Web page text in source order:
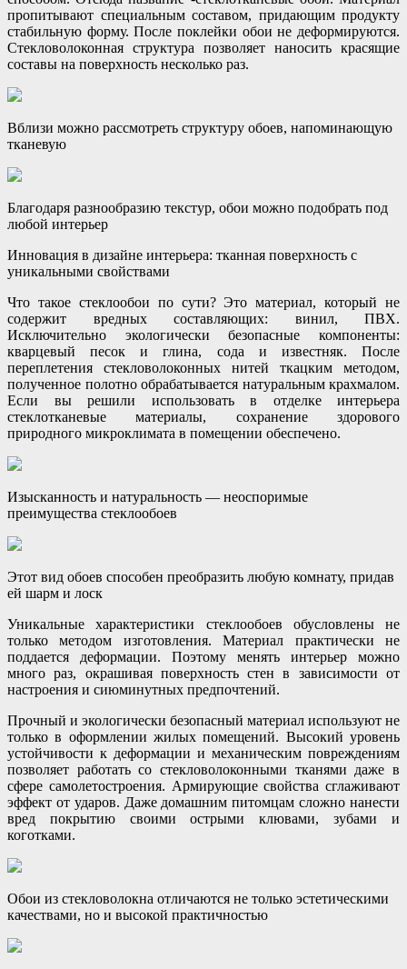
пропитывают специальным составом, придающим продукту
стабильную форму. После поклейки обои не деформируются.
Стекловолоконная структура позволяет наносить красящие
составы на поверхность несколько раз.
Вблизи можно рассмотреть структуру обоев, напоминающую
тканевую
Благодаря разнообразию текстур, обои можно подобрать под
любой интерьер
Инновация в дизайне интерьера: тканная поверхность с
уникальными свойствами
Что такое стеклообои по сути? Это материал, который не
содержит вредных составляющих: винил, ПВХ.
Исключительно экологически безопасные компоненты:
кварцевый песок и глина, сода и известняк. После
переплетения стекловолоконных нитей ткацким методом,
полученное полотно обрабатывается натуральным крахмалом.
Если вы решили использовать в отделке интерьера
стеклотканевые материалы, сохранение здорового
природного микроклимата в помещении обеспечено.
Изысканность и натуральность — неоспоримые
преимущества стеклообоев
Этот вид обоев способен преобразить любую комнату, придав
ей шарм и лоск
Уникальные характеристики стеклообоев обусловлены не
только методом изготовления. Материал практически не
поддается деформации. Поэтому менять интерьер можно
много раз, окрашивая поверхность стен в зависимости от
настроения и сиюминутных предпочтений.
Прочный и экологически безопасный материал используют не
только в оформлении жилых помещений. Высокий уровень
устойчивости к деформации и механическим повреждениям
позволяет работать со стекловолоконными тканями даже в
сфере самолетостроения. Армирующие свойства сглаживают
эффект от ударов. Даже домашним питомцам сложно нанести
вред покрытию своими острыми клювами, зубами и
коготками.
Обои из стекловолокна отличаются не только эстетическими
качествами, но и высокой практичностью